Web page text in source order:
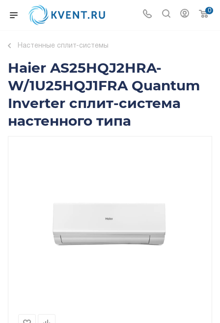
0
Настенные сплит-системы
Haier AS25HQJ2HRA-
W/1U25HQJ1FRA Quantum
Inverter сплит-система
настенного типа